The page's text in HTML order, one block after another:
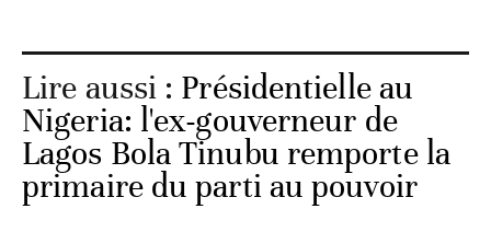
Lire aussi : Présidentielle au
Nigeria: l'ex-gouverneur de
Lagos Bola Tinubu remporte la
primaire du parti au pouvoir